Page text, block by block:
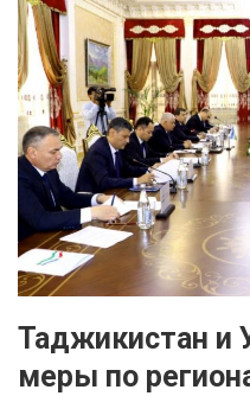
Таджикистан и
меры по